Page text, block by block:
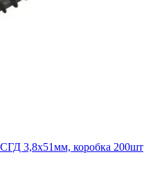
3,8х51мм, коробка 200шт